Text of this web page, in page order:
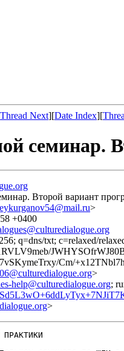
Thread Next][Date Index][
семинар.
Второй вариант
>
+0400
q=dns/txt; c=relaxed/
Cm/
>
help@culturedialogue.org;
>
советской школы, в 60-е-80- е годы - самой передовой в мире. Поэтому Библеру, в отличие от Ахутина и Берлянд, была важна совместная с харьковскими, красноярскими, челябинскими учителями революционная, марксистски-ориентированная ПРАКТИКА преобразования РЕАЛЬНОЙ школы, в рамках которой только может быть осмысленным ее идеальный проект.
13. Та позиция, которую занимает сейчас "теоретики" ШДК, ученики Библера, Ахутин и Берлянд, по отношению к "практикам" ШДК, ученикам Библера, Курганову и Литовскому, нас с Литовским совершенно не устраивает. "Теоретики", в отличие от Библера,лишены способности конструктивного воображения. Они в поринципе не умеют:
а) анализировать реальные уроки-диалоги;
б) совместно с "практиками" видеть целостную реальность школы, которая - в тенденции- выстраивается;
г) совместно с "практиками" эту школу строить.
Не проанализирован "теоретиками" ни целостный опыт Красноярска, ни опыт Челябинска, ни опыт Харькова последних 12 лет.
Этот опыт "теоретикам" просто не интересен - "точки, мифы да узелки"....
Библер шутил:
Отойдем да поглядим -
Хорошо ли МЫ сидим...
Ахутин и Берлянд иронизируют:
Отойдем- поглядите,
Как ужасно ВЫ сидите!
14. МЫ превратилось в ВЫ, а "теоретики" - из революционеров реальной школы - в кухонных говорунов, с которыми "практики", похоже, считаются все меньше и меньше, предпочитая самим становиться также и теоретиками.
Пожелаем НАМ удачи!
20 мая 2012. Харьков.

Sun, 20 May 2012 12:28:14 +0300 от Anatoly Volynets <av@culturedialogue.org>:
> Спасибо, тезисы должны быть опубликованы в материалах семинара в
> понедельник 21-го. Посвящение редакция не считает возможным оставить как
> косвенный политический демарш. Просьба в дальнейшем воздерживаться от
> подобных "вестей". Если есть желание и возможность построить и
> представить урок-диалог по истории, посвященный злобе дня, с честной
> артикуляцией различных позиций -- наверное, это было бы правильным.
> Наперед могу сказать, что-то типа "взбесившиеся мелкобуржуйские бандиты"
> в тексте не пойдет.
> 
> On 05/18/2012 09:58 PM, Сергей Курганов wrote:
> > ШДК, ТВО и другие аббревиатуры ( к итогам 4-го античного класса ШДК)
> > Тез